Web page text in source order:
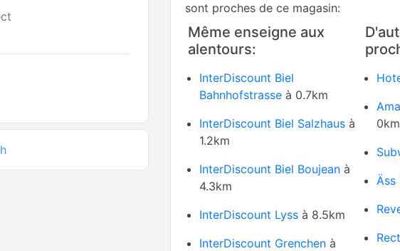
sont proches de ce magasin:
Même enseigne aux
alentours:
InterDiscount Biel
Bahnhofstrasse à 0.7km
InterDiscount Biel Salzhaus à
1.2km
InterDiscount Biel Boujean à
4.3km
InterDiscount Lyss à 8.5km
InterDiscount Grenchen à
0km
Äss